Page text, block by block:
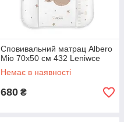
Сповивальний матрац Albero
Mio 70x50 см 432 Leniwce
Немає в наявності
680 ₴